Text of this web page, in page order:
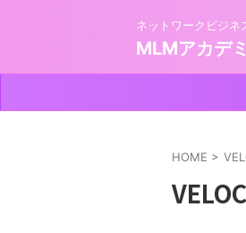
ネットワークビジネ
MLMアカデ
HOME >